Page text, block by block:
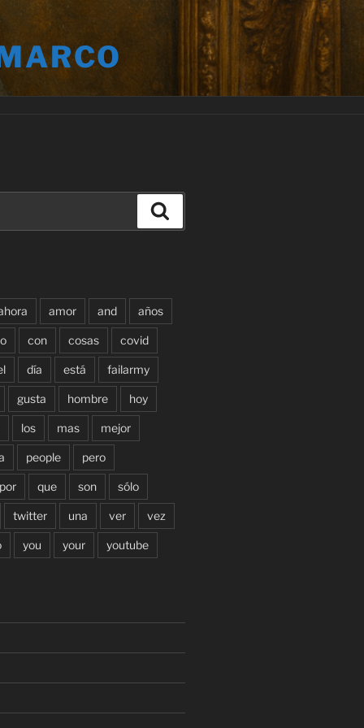
amor and años
con cosas covid
día está failarmy
gusta hombre hoy
los mas mejor
people pero
por que son sólo
twitter una ver vez
you your youtube